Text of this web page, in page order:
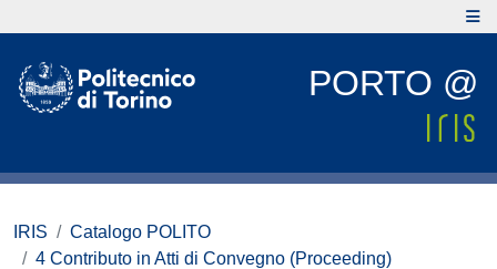
PORTO @
IRIS
Catalogo POLITO
4 Contributo in Atti di Convegno (Proceeding)